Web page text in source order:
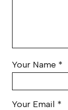
Your Name *
Your Email *